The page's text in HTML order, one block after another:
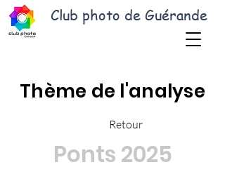
Club photo de Guérande
Thème de l'analyse
Retour
Ponts 2025